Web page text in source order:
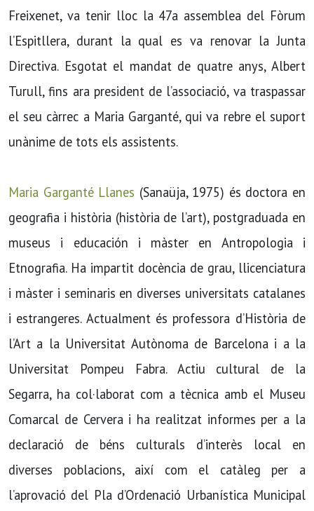
Freixenet, va tenir lloc la 47a assemblea del Fòrum
l’Espitllera, durant la qual es va renovar la Junta
Directiva. Esgotat el mandat de quatre anys, Albert
Turull, fins ara president de l’associació, va traspassar
el seu càrrec a Maria Garganté, qui va rebre el suport
unànime de tots els assistents.
Maria Garganté Llanes (Sanaüja, 1975) és doctora en
geografia i història (història de l’art), postgraduada en
museus i educación i màster en Antropologia i
Etnografia. Ha impartit docència de grau, llicenciatura
i màster i seminaris en diverses universitats catalanes
i estrangeres. Actualment és professora d’Història de
l’Art a la Universitat Autònoma de Barcelona i a la
Universitat Pompeu Fabra. Actiu cultural de la
Segarra, ha col·laborat com a tècnica amb el Museu
Comarcal de Cervera i ha realitzat informes per a la
declaració de béns culturals d’interès local en
diverses poblacions, així com el catàleg per a
l’aprovació del Pla d’Ordenació Urbanística Municipal